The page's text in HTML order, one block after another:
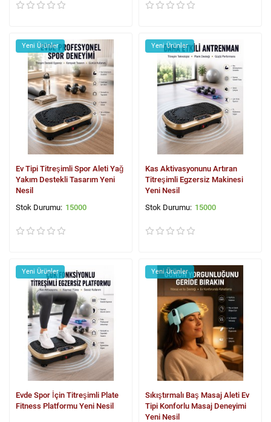
Yeni Ürünler
Ev Tipi Titreşimli Spor Aleti Yağ
Yakım Destekli Tasarım Yeni
Nesil
15000
Yeni Ürünler
Kas Aktivasyonunu Artıran
Titreşimli Egzersiz Makinesi
Yeni Nesil
15000
Yeni Ürünler
Evde Spor İçin Titreşimli Plate
Fitness Platformu Yeni Nesil
Yeni Ürünler
Sıkıştırmalı Baş Masaj Aleti Ev
Tipi Konforlu Masaj Deneyimi
Yeni Nesil